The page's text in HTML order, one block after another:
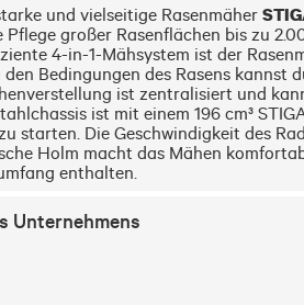
und vielseitige Rasenmäher
großer Rasenflächen bis zu
4-in-1-Mähsystem ist der
Bedingungen des Rasens kannst
ist zentralisiert und
ist mit einem 196 cm³
starten. Die Geschwindigkeit des
Holm macht das Mähen
enthalten.
Unternehmens